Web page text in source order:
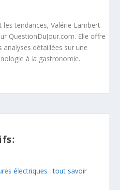
les tendances, Valérie Lambert
QuestionDuJour.com. Elle offre
analyses détaillées sur une
à la gastronomie.
électriques : tout savoir